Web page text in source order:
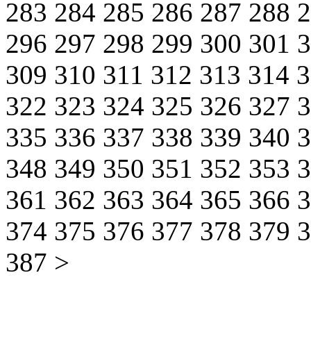
283 284 285 286 287 288
296 297 298 299 300 301
309 310 311 312 313 314
322 323 324 325 326 327
335 336 337 338 339 340
348 349 350 351 352 353
361 362 363 364 365 366
374 375 376 377 378 379
387 >